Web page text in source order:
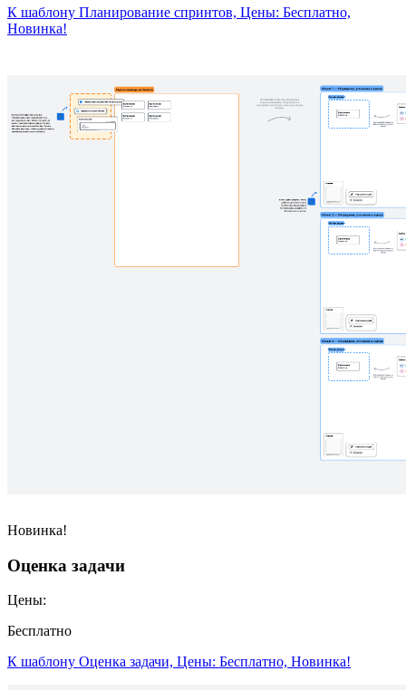
К шаблону Планирование спринтов, Цены: Бесплатно,
Новинка!
Новинка!
Оценка задачи
Цены:
Бесплатно
К шаблону Оценка задачи, Цены: Бесплатно, Новинка!